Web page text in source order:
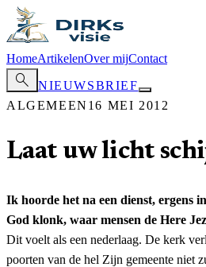
HomeArtikelenOver mijContact
search
NIEUWSBRIEF
ALGEMEEN 16 MEI 2012
Laat uw licht
Ik hoorde het na een dienst, ergens
God klonk, waar mensen de Here
Dit voelt als een nederlaag. De kerk
poorten van de hel Zijn gemeente niet